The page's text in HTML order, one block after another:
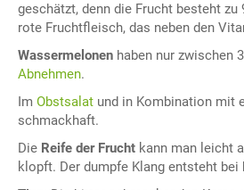
geschätzt, denn die Frucht besteht
rote Fruchtfleisch, das neben den
Wassermelonen haben nur zwischen
Abnehmen.
Im Obstsalat und in Kombination mit
schmackhaft.
Die Reife der Frucht kann man leicht
klopft. Der dumpfe Klang entsteht